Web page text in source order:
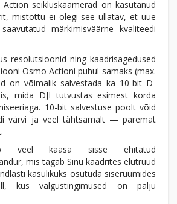
seikluskaamerad on kasutanud
mistõttu ei olegi see üllatav, et uue
märkimisväärne kvaliteedi
resolutsioonid ning kaadrisagedused
Osmo Actioni puhul samaks (max.
on võimalik salvestada ka 10-bit D-
mida DJI tutvustas esimest korda
10-bit salvestuse poolt võid
värvi ja veel tähtsamalt — paremat
veel kaasa sisse ehitatud
mis tagab Sinu kaadrites elutruud
kasulikuks osutuda siseruumides
kus valgustingimused on palju